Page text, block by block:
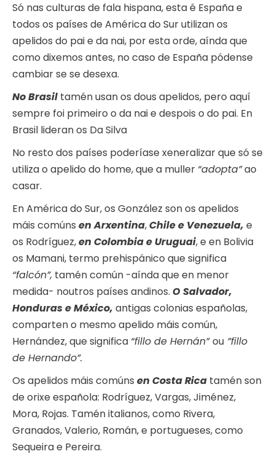
Só nas culturas de fala hispana, esta é España e
todos os países de América do Sur utilizan os
apelidos do pai e da nai, por esta orde, aínda que
como dixemos antes, no caso de España pódense
cambiar se se desexa.
No Brasil tamén usan os dous apelidos, pero aquí
sempre foi primeiro o da nai e despois o do pai. En
Brasil lideran os Da Silva
No resto dos países poderíase xeneralizar que só se
utiliza o apelido do home, que a muller “adopta”ao
casar.
En América do Sur, os González son os apelidos
máis comúns en Arxentina,Chile e Venezuela, e
os Rodríguez,en Colombia e Uruguai, e en Bolivia
os Mamani, termo prehispánico que significa
“falcón”, tamén común -aínda que en menor
medida- noutros países andinos. O Salvador,
Honduras e México, antigas colonias españolas,
comparten o mesmo apelido máis común,
Hernández, que significa “fillo de Hernán”ou ”fillo
de Hernando”.
Os apelidos máis comúns en Costa Rica tamén son
de orixe española: Rodríguez, Vargas, Jiménez,
Mora, Rojas. Tamén italianos, como Rivera,
Granados, Valerio, Román, e portugueses, como
Sequeira e Pereira.